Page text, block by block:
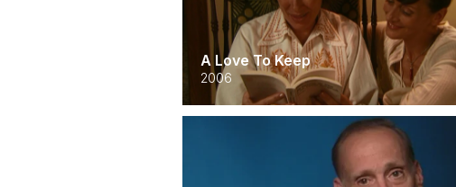
A Love To Keep
2006